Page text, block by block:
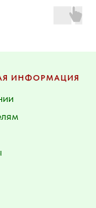
ИНФОРМАЦИЯ